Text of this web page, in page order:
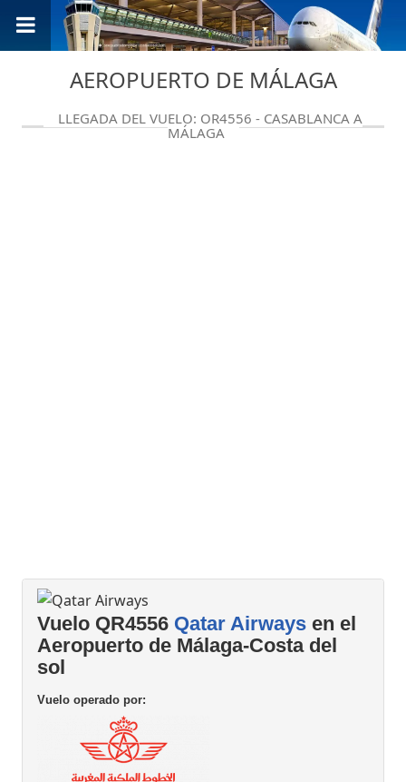
AEROPUERTO DE MÁLAGA
LLEGADA DEL VUELO: QR4556 - CASABLANCA A
MÁLAGA
Vuelo QR4556 Qatar Airways en el
Aeropuerto de Málaga-Costa del
sol
Vuelo operado por: